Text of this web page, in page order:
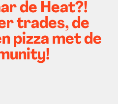
de Heat?!
trades, de
pizza met de